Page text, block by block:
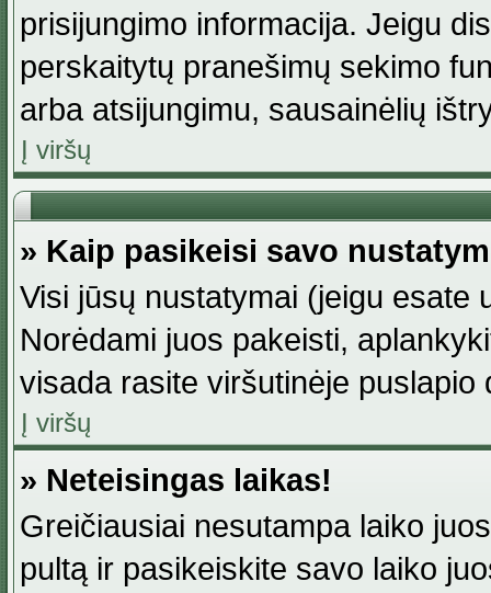
prisijungimo informacija. Jeigu
perskaitytų pranešimų sekimo
arba atsijungimu, sausainėlių
Į viršų
» Kaip pasikeisi savo
Visi jūsų nustatymai (jeigu esate
Norėdami juos pakeisti,
visada rasite viršutinėje
Į viršų
» Neteisingas laikas!
Greičiausiai nesutampa laiko
pultą ir pasikeiskite savo laiko